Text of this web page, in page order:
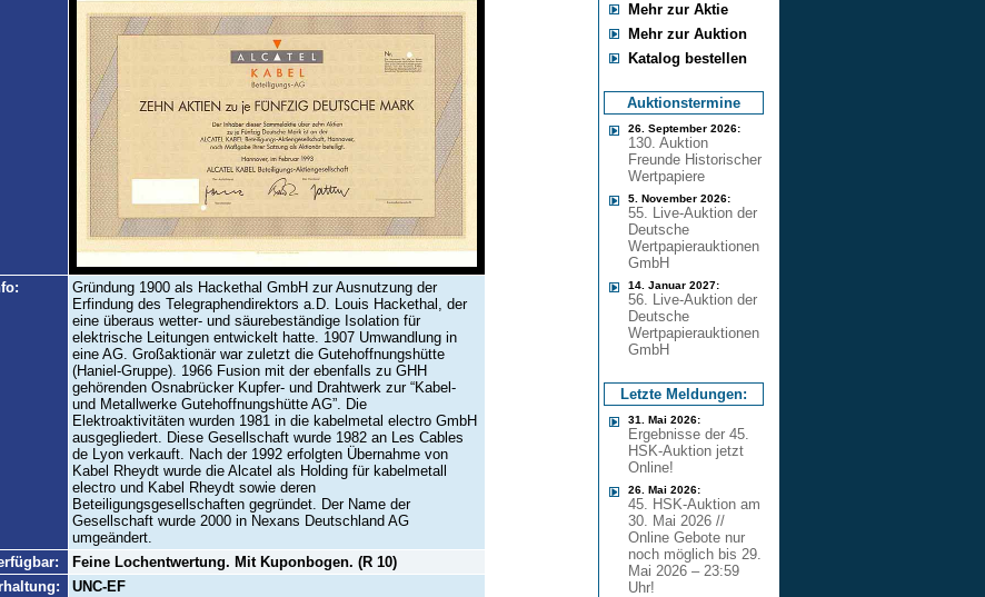
Gründung 1900 als Hackethal GmbH zur Ausnutzung der
Erfindung des Telegraphendirektors a.D. Louis Hackethal, der
eine überaus wetter- und säurebeständige Isolation für
elektrische Leitungen entwickelt hatte. 1907 Umwandlung in
eine AG. Großaktionär war zuletzt die Gutehoffnungshütte
(Haniel-Gruppe). 1966 Fusion mit der ebenfalls zu GHH
gehörenden Osnabrücker Kupfer- und Drahtwerk zur “Kabel-
und Metallwerke Gutehoffnungshütte AG”. Die
Elektroaktivitäten wurden 1981 in die kabelmetal electro GmbH
ausgegliedert. Diese Gesellschaft wurde 1982 an Les Cables
de Lyon verkauft. Nach der 1992 erfolgten Übernahme von
Kabel Rheydt wurde die Alcatel als Holding für kabelmetall
electro und Kabel Rheydt sowie deren
Beteiligungsgesellschaften gegründet. Der Name der
Gesellschaft wurde 2000 in Nexans Deutschland AG
umgeändert.
Feine Lochentwertung. Mit Kuponbogen. (R 10)
UNC-EF
Mehr zur Aktie
Mehr zur Auktion
Katalog bestellen
Auktionstermine
26. September 2026:
130. Auktion
Freunde Historischer
Wertpapiere
5. November 2026:
55. Live-Auktion der
Deutsche
Wertpapierauktionen
GmbH
14. Januar 2027:
56. Live-Auktion der
Deutsche
Wertpapierauktionen
GmbH
Letzte Meldungen:
31. Mai 2026:
Ergebnisse der 45.
HSK-Auktion jetzt
Online!
26. Mai 2026:
45. HSK-Auktion am
30. Mai 2026 //
Online Gebote nur
noch möglich bis 29.
Mai 2026 – 23:59
Uhr!